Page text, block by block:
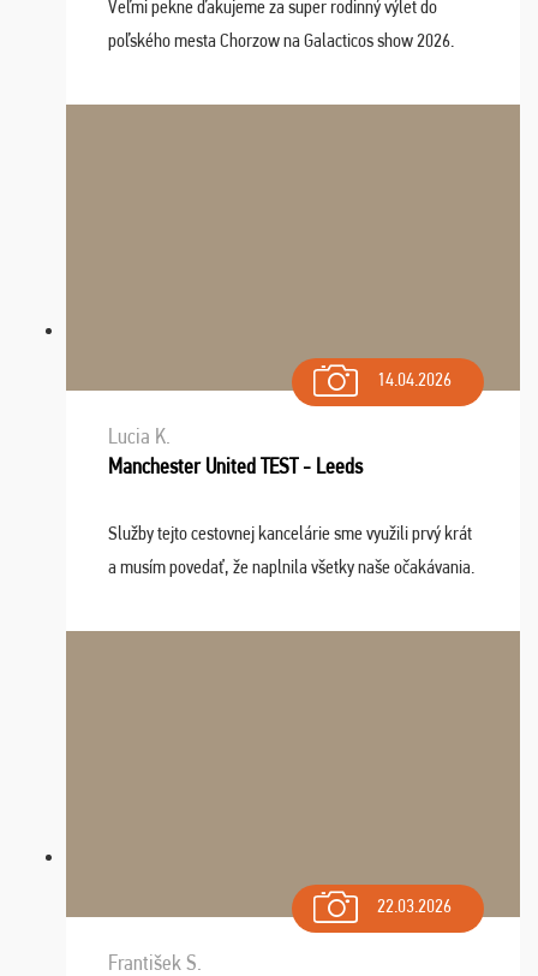
Veľmi pekne ďakujeme za super rodinný výlet do
poľského mesta Chorzow na Galacticos show 2026.
Navštívili sme aj zábavný park Legendia, previe ...
14.04.2026
Lucia K.
Manchester United TEST - Leeds
Služby tejto cestovnej kancelárie sme využili prvý krát
a musím povedať, že naplnila všetky naše očakávania.
dispozícii nonstop (milí, profesionálni ...
22.03.2026
František S.